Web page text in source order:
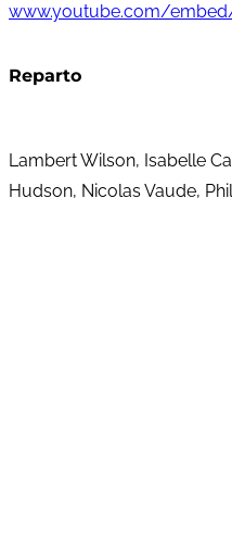
www.youtube.com/
Reparto
Lambert Wilson, Isabelle
Hudson, Nicolas Vaude,